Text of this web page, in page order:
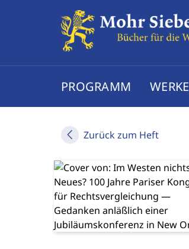
PROGRAMM WERKE
Zurück zum Heft